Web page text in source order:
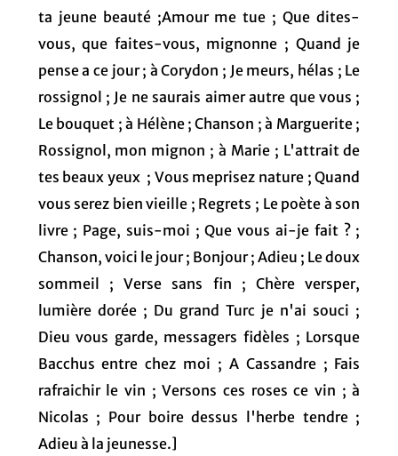
ta jeune beauté ;Amour me tue ; Que dites-
vous, que faites-vous, mignonne ; Quand je
pense a ce jour ; à Corydon ; Je meurs, hélas ; Le
rossignol ; Je ne saurais aimer autre que vous ;
Le bouquet ; à Hélène ; Chanson ; à Marguerite ;
Rossignol, mon mignon ; à Marie ; L'attrait de
tes beaux yeux ; Vous meprisez nature ; Quand
vous serez bien vieille ; Regrets ; Le poète à son
livre ; Page, suis-moi ; Que vous ai-je fait ? ;
Chanson, voici le jour ; Bonjour ; Adieu ; Le doux
sommeil ; Verse sans fin ; Chère versper,
lumière dorée ; Du grand Turc je n'ai souci ;
Dieu vous garde, messagers fidèles ; Lorsque
Bacchus entre chez moi ; A Cassandre ; Fais
rafraichir le vin ; Versons ces roses ce vin ; à
Nicolas ; Pour boire dessus l'herbe tendre ;
Adieu à la jeunesse.]